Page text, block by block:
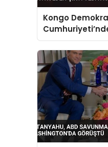
Kongo
Kontrolden